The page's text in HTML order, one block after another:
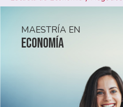
MAESTRÍA EN
ECONOMÍA